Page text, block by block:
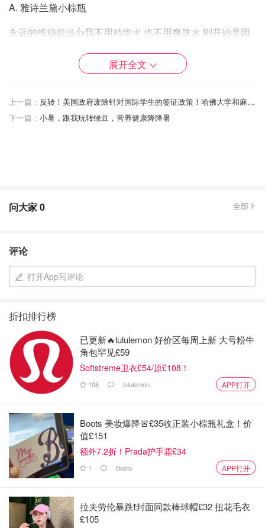
A. 雅诗兰黛小棕瓶
永远的维稳担当👍我不用精华水 也不用爽肤水 刚开始是因
效 我就把爽肤水从我的护肤步骤里去除啦😜
B. 雅诗兰黛高能小棕瓶
高能小棕瓶里面没有二裂酵母 不过说是祛红第一☝️我有时候
皮肤红痒 不稳定 我就会用高能小棕瓶精华替换小棕瓶！连
2⃣️面霜篇
展开全文
上一篇：
反转！美国政府废除针对国际学生的签证政策！哈佛大学和麻省理工就留学生新规提起诉讼！
下一篇： 小暑，跟我玩转绿豆，营养健康降降暑
问大家0 全部
评论
打开App写评论
折扣排行榜
已更新🔥lululemon 好价区每周上新 大号粉牛
角包罕见£59
Softstreme卫衣£54/原£108！
106 lululemon APP打开
Boots 美妆爆降🚨£35收正装小棕瓶礼盒！价
值£151
额外7.2折！Prada护手霜£34
1 Boots APP打开
拉夫劳伦暴跌❗️封面同款棒球帽£32 扭花毛衣
£105